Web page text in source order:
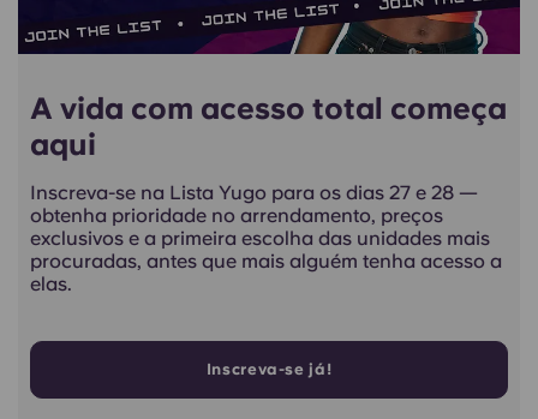
A vida com acesso total começa
aqui
Inscreva-se na Lista Yugo para os dias 27 e 28 —
obtenha prioridade no arrendamento, preços
exclusivos e a primeira escolha das unidades mais
procuradas, antes que mais alguém tenha acesso a
elas.
Inscreva-se já!